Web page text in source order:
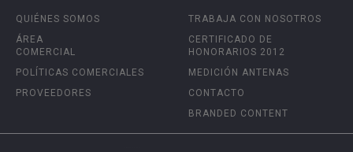
QUIÉNES SOMOS
ÁREA
COMERCIAL
POLÍTICAS COMERCIALES
PROVEEDORES
TRABAJA CON NOSOTROS
CERTIFICADO DE
HONORARIOS 2012
MEDICIÓN ANTENAS
CONTACTO
BRANDED CONTENT